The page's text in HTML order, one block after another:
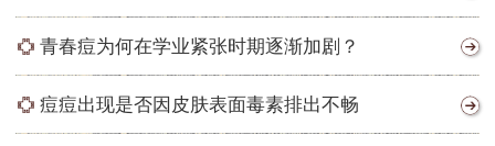
青春痘为何在学业紧张时期逐渐加剧？
痘痘出现是否因皮肤表面毒素排出不畅